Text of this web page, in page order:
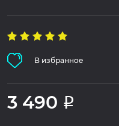
В избранное
3 490 Р